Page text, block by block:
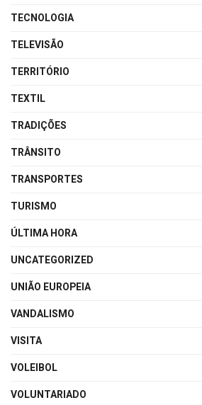
TECNOLOGIA
TELEVISÃO
TERRITÓRIO
TEXTIL
TRADIÇÕES
TRÂNSITO
TRANSPORTES
TURISMO
ÚLTIMA HORA
UNCATEGORIZED
UNIÃO EUROPEIA
VANDALISMO
VISITA
VOLEIBOL
VOLUNTARIADO